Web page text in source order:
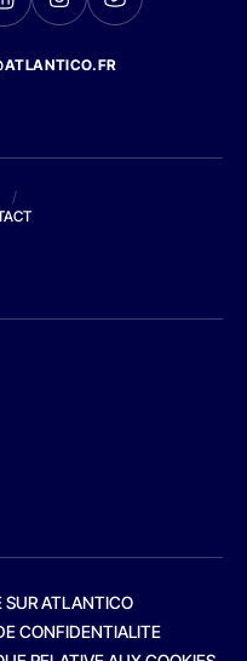
/
SUR ATLANTICO
CONFIDENTIALITE